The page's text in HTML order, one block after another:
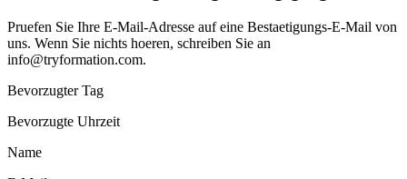
Pruefen Sie Ihre E-Mail-Adresse auf eine Bestaetigungs-E-Mail von
uns. Wenn Sie nichts hoeren, schreiben Sie an
info@tryformation.com.
Bevorzugter Tag
Bevorzugte Uhrzeit
Name